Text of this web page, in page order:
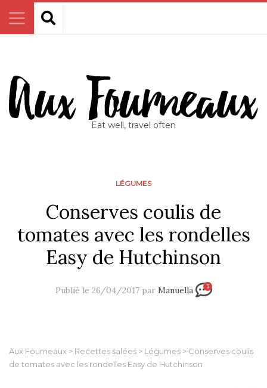
Eat well, travel often
LÉGUMES
Conserves coulis de
tomates avec les rondelles
Easy de Hutchinson
Publié le 26/04/2017 par Manuella 5
Aux Fourneaux > Recettes salées > Légumes > Conserves coulis
de tomates avec les rondelles Easy de Hutchinson